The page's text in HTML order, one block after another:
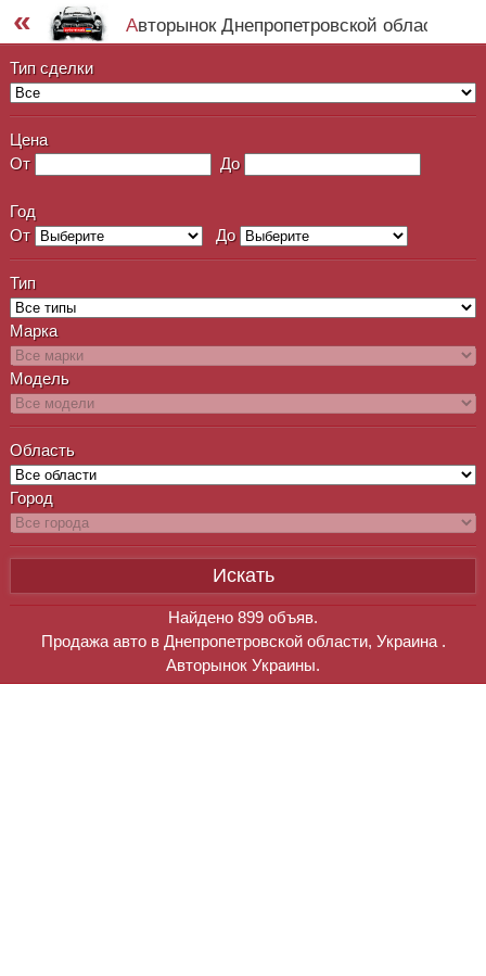
« Авторынок Днепропетровской области
Тип сделки
Цена
От
До
Год
От
До
Тип
Марка
Модель
Область
Город
Найдено 899 объяв.
Продажа авто в Днепропетровской области, Украина .
Авторынок Украины.